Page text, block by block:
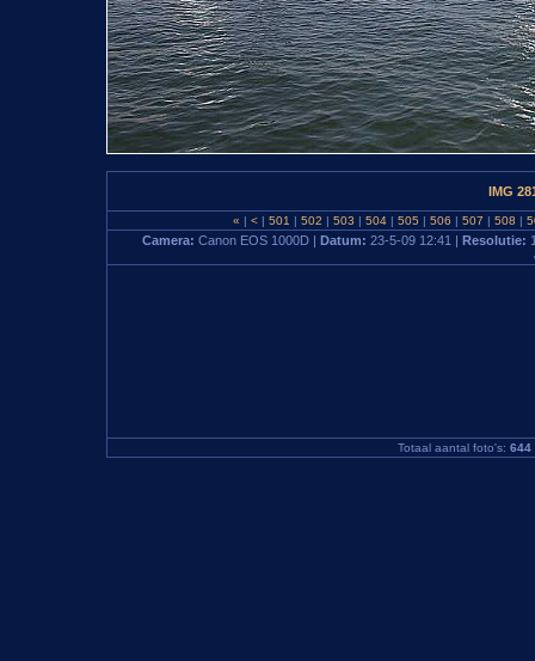
IMG
« | < | 501 | 502 | 503 | 504 | 505 | 506 | 507 | 508 |
Camera: Canon EOS 1000D | Datum: 23-5-09 12:41 | Resolutie:
Totaal aantal foto's: 644